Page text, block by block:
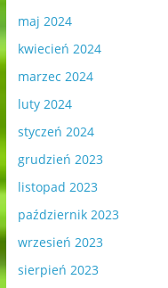
maj 2024
kwiecień 2024
marzec 2024
luty 2024
styczeń 2024
grudzień 2023
listopad 2023
październik 2023
wrzesień 2023
sierpień 2023